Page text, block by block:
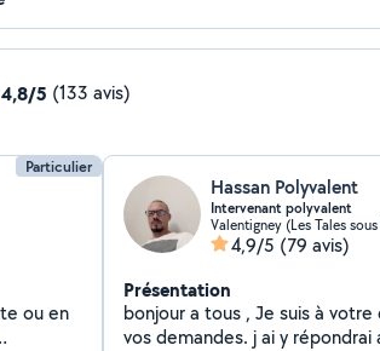
4,8/5 (133 avis)
Particulier
Hassan Polyvalent
Intervenant polyvalent
Valentigney (Les Tales
4,9/5 (79 avis)
Présentation
bonjour a tous , Je suis à votre disposition pour toutes
vos demandes. j ai y répondrai